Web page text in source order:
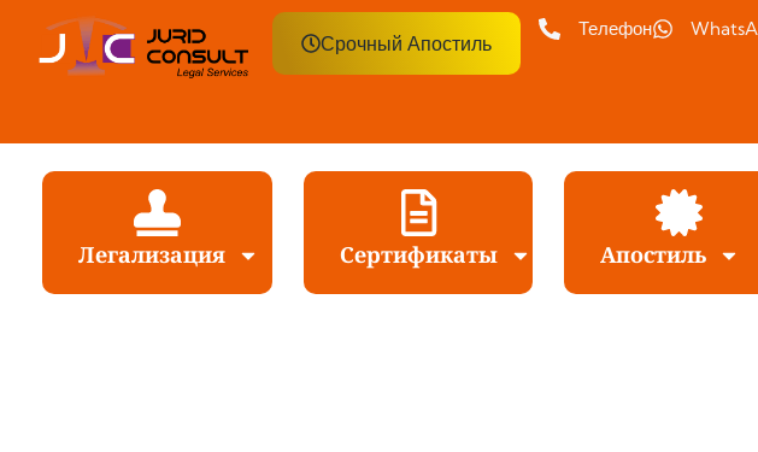
Срочный Апостиль
Телефон
Легализация Сертификаты Апостиль